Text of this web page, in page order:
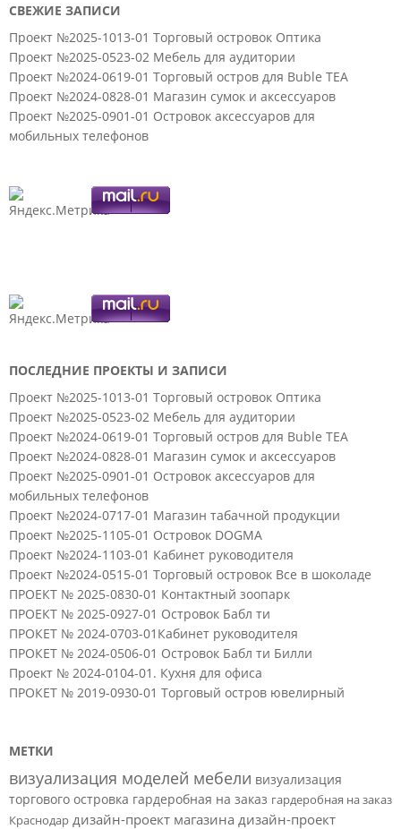
СВЕЖИЕ ЗАПИСИ
Проект №2025-1013-01 Торговый островок Оптика
Проект №2025-0523-02 Мебель для аудитории
Проект №2024-0619-01 Торговый остров для Buble TEA
Проект №2024-0828-01 Магазин сумок и аксессуаров
Проект №2025-0901-01 Островок аксессуаров для
мобильных телефонов
ПОСЛЕДНИЕ ПРОЕКТЫ И ЗАПИСИ
Проект №2025-1013-01 Торговый островок Оптика
Проект №2025-0523-02 Мебель для аудитории
Проект №2024-0619-01 Торговый остров для Buble TEA
Проект №2024-0828-01 Магазин сумок и аксессуаров
Проект №2025-0901-01 Островок аксессуаров для
мобильных телефонов
Проект №2024-0717-01 Магазин табачной продукции
Проект №2025-1105-01 Островок DOGMA
Проект №2024-1103-01 Кабинет руководителя
Проект №2024-0515-01 Торговый островок Все в шоколаде
ПРОЕКТ № 2025-0830-01 Контактный зоопарк
ПРОЕКТ № 2025-0927-01 Островок Бабл ти
ПРОКЕТ № 2024-0703-01Кабинет руководителя
ПРОКЕТ № 2024-0506-01 Островок Бабл ти Билли
Проект № 2024-0104-01. Кухня для офиса
ПРОКЕТ № 2019-0930-01 Торговый остров ювелирный
МЕТКИ
визуализация моделей мебели визуализация
торгового островка гардеробная на заказ гардеробная на заказ
Краснодар дизайн-проект магазина дизайн-проект